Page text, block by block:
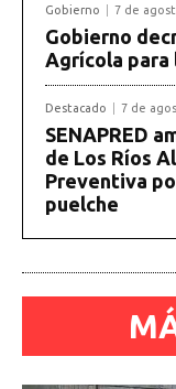
Gobierno 7 de
Gobierno
Agrícola para
Destacado 7 de
SENAPRED
de Los Ríos
Preventiva
puelche